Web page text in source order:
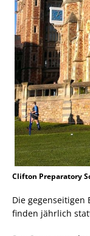
Clifton Preparatory
Die gegenseitigen
finden jährlich